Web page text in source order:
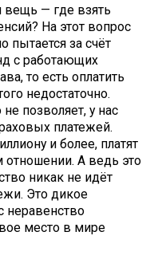
— где взять
На этот вопрос
пытается за счёт
с работающих
то есть оплатить
недостаточно.
позволяет, у нас
платежей.
и более, платят
А ведь это
никак не идёт
Это дикое
неравенство
место в мире